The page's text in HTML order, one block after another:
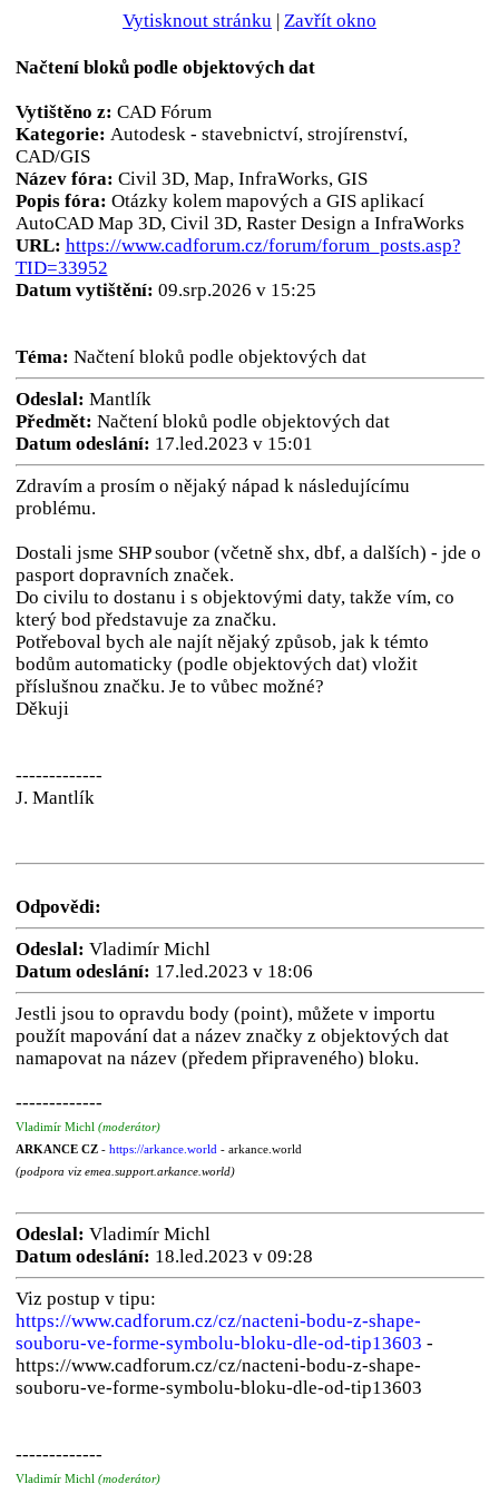
Vytisknout stránku | Zavřít okno
Načtení bloků podle objektových dat
Vytištěno z: CAD Fórum
Kategorie: Autodesk - stavebnictví, strojírenství,
CAD/GIS
Název fóra: Civil 3D, Map, InfraWorks, GIS
Popis fóra: Otázky kolem mapových a GIS aplikací
AutoCAD Map 3D, Civil 3D, Raster Design a InfraWorks
URL: https://www.cadforum.cz/forum/forum_posts.asp?
TID=33952
Datum vytištění: 09.srp.2026 v 15:25
Téma: Načtení bloků podle objektových dat
Odeslal: Mantlík
Předmět: Načtení bloků podle objektových dat
Datum odeslání: 17.led.2023 v 15:01
Zdravím a prosím o nějaký nápad k následujícímu
problému.
Dostali jsme SHP soubor (včetně shx, dbf, a dalších) - jde o
pasport dopravních značek.
Do civilu to dostanu i s objektovými daty, takže vím, co
který bod představuje za značku.
Potřeboval bych ale najít nějaký způsob, jak k témto
bodům automaticky (podle objektových dat) vložit
příslušnou značku. Je to vůbec možné?
Děkuji
-------------
J. Mantlík
Odpovědi:
Odeslal: Vladimír Michl
Datum odeslání: 17.led.2023 v 18:06
Jestli jsou to opravdu body (point), můžete v importu
použít mapování dat a název značky z objektových dat
namapovat na název (předem připraveného) bloku.
-------------
Vladimír Michl (moderátor)
ARKANCE CZ- https://arkance.world - arkance.world
(podpora viz emea.support.arkance.world)
Odeslal: Vladimír Michl
Datum odeslání: 18.led.2023 v 09:28
Viz postup v tipu:
https://www.cadforum.cz/cz/nacteni-bodu-z-shape-
souboru-ve-forme-symbolu-bloku-dle-od-tip13603 -
https://www.cadforum.cz/cz/nacteni-bodu-z-shape-
souboru-ve-forme-symbolu-bloku-dle-od-tip13603
-------------
Vladimír Michl (moderátor)